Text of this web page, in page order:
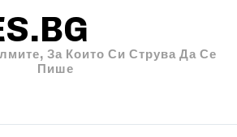
За Които Си Струва Да Се
Пише